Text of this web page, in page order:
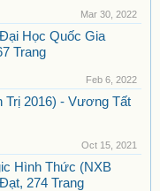
Mar 30, 2022
Học Quốc Gia
Trang
Feb 6, 2022
Trị 2016) - Vương Tất
Oct 15, 2021
Hình Thức (NXB
274 Trang